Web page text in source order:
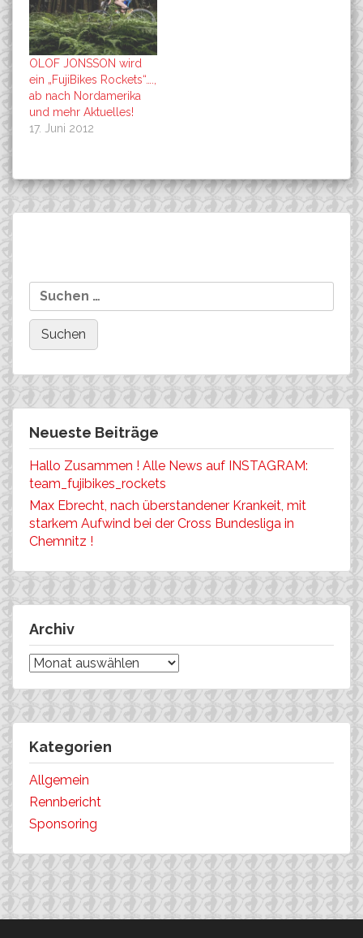
OLOF JONSSON wird
ein „FujiBikes Rockets“….,
ab nach Nordamerika
und mehr Aktuelles!
17. Juni 2012
Neueste Beiträge
Hallo Zusammen ! Alle News auf INSTAGRAM:
team_fujibikes_rockets
Max Ebrecht, nach überstandener Krankeit, mit
starkem Aufwind bei der Cross Bundesliga in
Chemnitz !
Archiv
Archiv
Kategorien
Allgemein
Rennbericht
Sponsoring